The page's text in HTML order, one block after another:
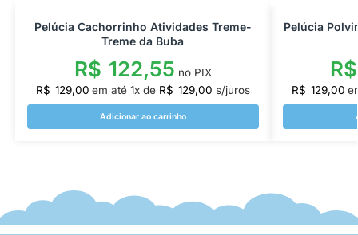
Pelúcia Cachorrinho Atividades Treme-
Treme da Buba
R$ 122,55 no PIX
R$ 129,00 em até 1x de R$ 129,00 s/juros
Adicionar ao carrinho
Pelúcia
R$
R$ 129,00